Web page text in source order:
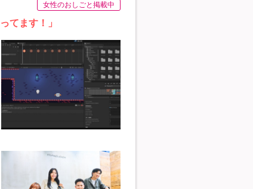
女性のおしごと掲載中
てます！」